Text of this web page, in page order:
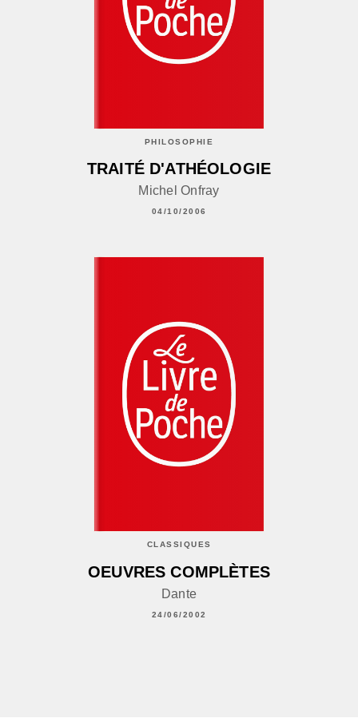
PHILOSOPHIE
TRAITÉ D'ATHÉOLOGIE
Michel Onfray
04/10/2006
CLASSIQUES
OEUVRES COMPLÈTES
Dante
24/06/2002